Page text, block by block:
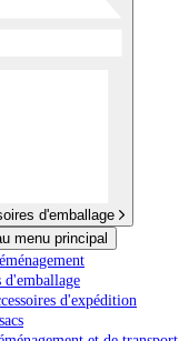
d'emballage
menu principal
d'emballage
d'expédition